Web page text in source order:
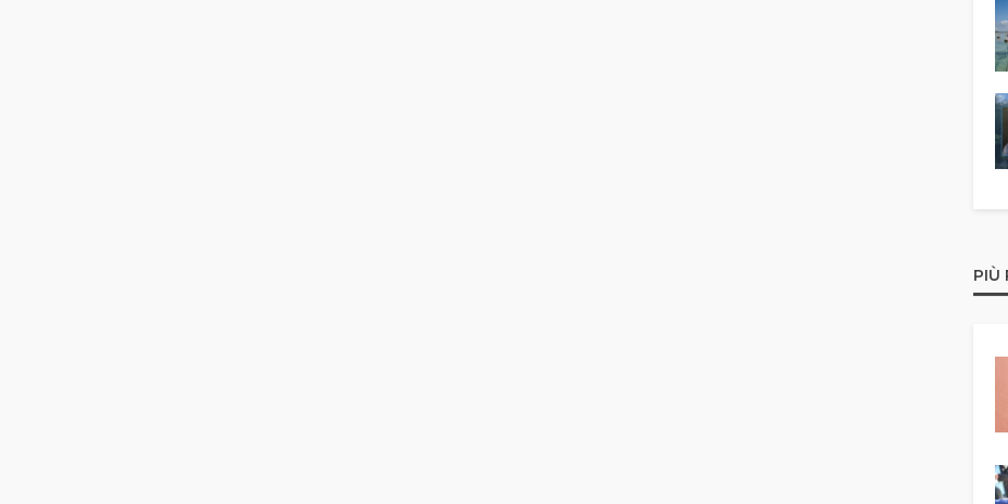
PIÙ